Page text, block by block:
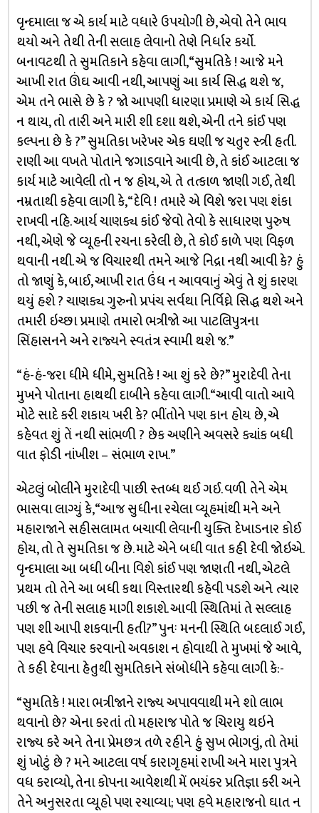
વૃન્દમાલા જ એ કાર્ય માટે વધારે ઉપયોગી છે, એવો તેને ભાવ
થયો અને તેથી તેની સલાહ લેવાનો તેણે નિર્ધાર કર્યો.
બનાવટથી તે સુમતિકાને કહેવા લાગી, “સુમતિકે ! આજે મને
આખી રાત ઊંઘ આવી નથી, આપણું આ કાર્ય સિદ્ધ થશે જ,
એમ તને ભાસે છે કે ? જો આપણી ધારણા પ્રમાણે એ કાર્ય સિદ્ધ
ન થાય, તો તારી અને મારી શી દશા થશે, એની તને કાંઈ પણ
કલ્પના છે કે ?” સુમતિકા ખરેખર એક ઘણી જ ચતુર સ્ત્રી હતી.
રાણી આ વખતે પોતાને જગાડવાને આવી છે, તે કાંઈ આટલા જ
કાર્ય માટે આવેલી તો ન જ હોય, એ તે તત્કાળ જાણી ગઈ, તેથી
નમ્રતાથી કહેવા લાગી કે, “દેવિ ! તમારે એ વિશે જરા પણ શંકા
રાખવી નહિ. આર્ય ચાણક્ય કાંઈ જેવો તેવો કે સાધારણ પુરુષ
નથી, એણે જે વ્યૂહની રચના કરેલી છે, તે કોઈ કાળે પણ વિફળ
થવાની નથી. એ જ વિચારથી તમને આજે નિદ્રા નથી આવી કે? હું
તો જાણું કે, બાઈ, આખી રાત ઉંધ ન આવવાનું એવું તે શું કારણ
થયું હશે ? ચાણક્ય ગુરુનો પ્રપંચ સર્વથા નિર્વિઘ્ને સિદ્ધ થશે અને
તમારી ઇચ્છા પ્રમાણે તમારો ભત્રીજો આ પાટલિપુત્રના
સિંહાસનને અને રાજ્યને સ્વતંત્ર સ્વામી થશે જ.”
“હં-હં-જરા ધીમે ધીમે, સુમતિકે ! આ શું કરે છે?” મુરાદેવી તેના
મુખને પોતાના હાથથી દાબીને કહેવા લાગી. “આવી વાતો આવે
મોટે સાદે કરી શકાય ખરી કે? ભીંતોને પણ કાન હોય છે, એ
કહેવત શું તેં નથી સાંભળી ? છેક અણીને અવસરે ક્યાંક બધી
વાત ફોડી નાંખીશ – સંભાળ રાખ.”
એટલું બોલીને મુરાદેવી પાછી સ્તબ્ધ થઈ ગઈ. વળી તેને એમ
ભાસવા લાગ્યું કે, “આજ સુધીના રચેલા વ્યૂહમાંથી મને અને
મહારાજાને સહીસલામત બચાવી લેવાની યુક્તિ દેખાડનાર કોઈ
હોય, તો તે સુમતિકા જ છે. માટે એને બધી વાત કહી દેવી જોઇએ.
વૃન્દમાલા આ બધી બીના વિશે કાંઈ પણ જાણતી નથી, એટલે
પ્રથમ તો તેને આ બધી કથા વિસ્તારથી કહેવી પડશે અને ત્યાર
પછી જ તેની સલાહ માગી શકાશે. આવી સ્થિતિમાં તે સલ્લાહ
પણ શી આપી શકવાની હતી?” પુનઃ મનની સ્થિતિ બદલાઈ ગઈ,
પણ હવે વિચાર કરવાનો અવકાશ ન હોવાથી તે મુખમાં જે આવે,
તે કહી દેવાના હેતુથી સુમતિકાને સંબોધીને કહેવા લાગી કે:-
“સુમતિકે ! મારા ભત્રીજાને રાજ્ય અપાવવાથી મને શો લાભ
થવાનો છે? એના કરતાં તો મહારાજ પોતે જ ચિરાયુ થઇને
રાજ્ય કરે અને તેના પ્રેમછત્ર તળે રહીને હું સુખ ભેાગવું, તો તેમાં
શું ખોટું છે ? મને આટલા વર્ષ કારાગૃહમાં રાખી અને મારા પુત્રને
વધ કરાવ્યો, તેના કોપના આવેશથી મેં ભયંકર પ્રતિજ્ઞા કરી અને
તેને અનુસરતા વ્યૂહો પણ રચાવ્યા; પણ હવે મહારાજનો ઘાત ન